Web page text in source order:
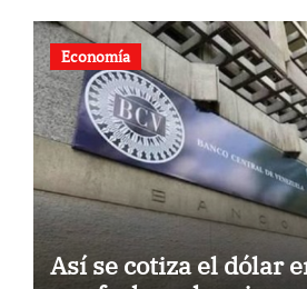
Economía
Así se cotiza el dólar